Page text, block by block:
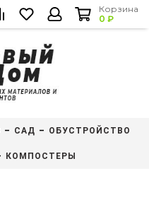
Корзина
0 ₽
САД ОБУСТРОЙСТВО
КОМПОСТЕРЫ